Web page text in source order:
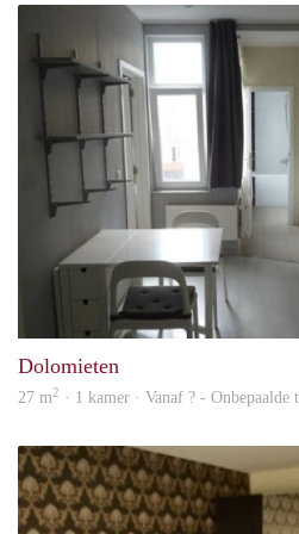
Dolomieten
27 m2 · 1 kamer · Vanaf ? - Onbepaalde